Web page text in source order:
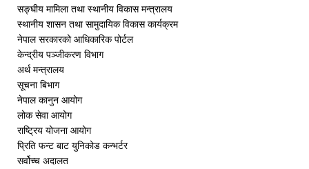
सङ्घीय मामिला तथा स्थानीय विकास मन्त्रालय
स्थानीय शासन तथा सामुदायिक विकास कार्यक्रम
नेपाल सरकारको आधिकारिक पोर्टल
केन्द्रीय पञ्जीकरण विभाग
अर्थ मन्त्रालय
सूचना बिभाग
नेपाल कानुन आयोग
लोक सेवा आयोग
राष्ट्रिय योजना आयोग
प्रिति फन्ट बाट युनिकोड कन्भर्टर
सर्वोच्च अदालत